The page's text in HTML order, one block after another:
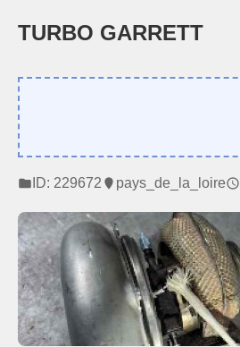
TURBO GARRETT
ID: 229672 pays_de_la_loire